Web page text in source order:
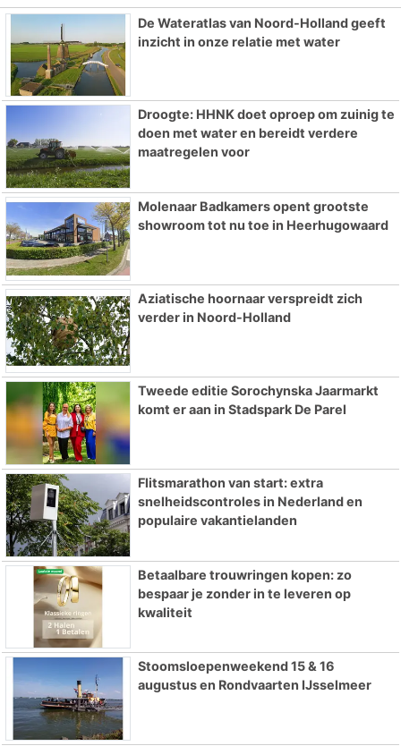
De Wateratlas van Noord-Holland geeft
inzicht in onze relatie met water
Droogte: HHNK doet oproep om zuinig te
doen met water en bereidt verdere
maatregelen voor
Molenaar Badkamers opent grootste
showroom tot nu toe in Heerhugowaard
Aziatische hoornaar verspreidt zich
verder in Noord-Holland
Tweede editie Sorochynska Jaarmarkt
komt er aan in Stadspark De Parel
Flitsmarathon van start: extra
snelheidscontroles in Nederland en
populaire vakantielanden
Betaalbare trouwringen kopen: zo
bespaar je zonder in te leveren op
kwaliteit
Stoomsloepenweekend 15 & 16
augustus en Rondvaarten IJsselmeer